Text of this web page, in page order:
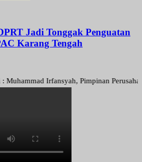
Jadi Tonggak Penguatan
Karang Tengah
Irfansyah, Pimpinan